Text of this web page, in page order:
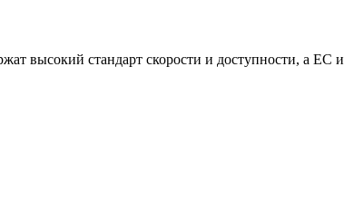
высокий стандарт скорости и доступности, а ЕС и